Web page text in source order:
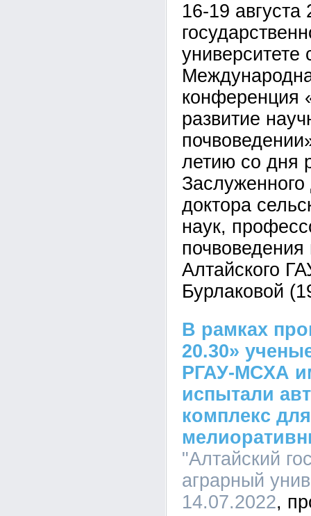
16-19 августа
университете
конференция
развитие
летию со дня
доктора
наук,
Алтайского
Бурлаковой
В рамках
20.30»
РГАУ-МСХА
испытали
комплекс
"Алтайский
аграрный
14.07.2022